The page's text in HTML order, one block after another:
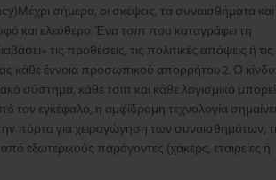
σήμερα, οι σκέψεις, τα συναισθήματα και
και ελεύθερο. Ένα τσιπ που καταγράφει τη
τις προθέσεις, τις πολιτικές απόψεις ή τις
κάθε έννοια προσωπικού απορρήτου.2. Ο
σύστημα, κάθε τσιπ και κάθε λογισμικό
τον εγκέφαλο, η αμφίδρομη τεχνολογία
πόρτα για χειραγώγηση των συναισθημάτων,
εξωτερικούς παράγοντες (χάκερς, εταιρείες ή